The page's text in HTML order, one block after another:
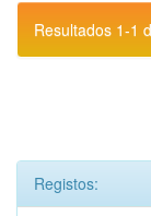
Resultados 1-1
Registos: